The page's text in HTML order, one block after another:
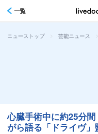
一覧
ニューストップ > 芸能ニュース >
心臓手術中に約25分
がら語る「ドライヴ」